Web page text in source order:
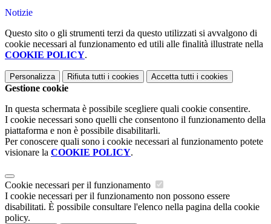
Notizie
Questo sito o gli strumenti terzi da questo utilizzati si avvalgono di
cookie necessari al funzionamento ed utili alle finalità illustrate nella
COOKIE POLICY.
Personalizza Rifiuta tutti i cookies Accetta tutti i cookies
Gestione cookie
In questa schermata è possibile scegliere quali cookie consentire.
I cookie necessari sono quelli che consentono il funzionamento della
piattaforma e non è possibile disabilitarli.
Per conoscere quali sono i cookie necessari al funzionamento potete
visionare la COOKIE POLICY.
Cookie necessari per il funzionamento
I cookie necessari per il funzionamento non possono essere
disabilitati. È possibile consultare l'elenco nella pagina della cookie
policy.